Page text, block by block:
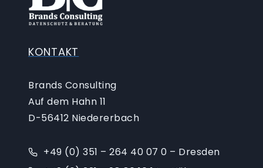
KONTAKT
Brands Consulting
Auf dem Hahn 11
D-56412 Niedererbach
+49 (0) 351 – 264 40 07 0 – Dresden